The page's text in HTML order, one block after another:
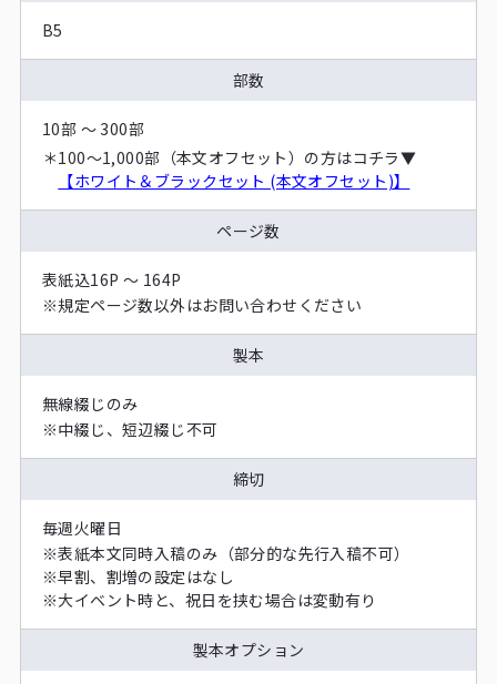
B5
部数
10部 ～ 300部
＊100〜1,000部（本文オフセット）の方はコチラ▼
【ホワイト＆ブラックセット (本文オフセット)】
ページ数
表紙込16P ～ 164P
※規定ページ数以外はお問い合わせください
製本
無線綴じのみ
※中綴じ、短辺綴じ不可
締切
毎週火曜日
※表紙本文同時入稿のみ（部分的な先行入稿不可）
※早割、割増の設定はなし
※大イベント時と、祝日を挟む場合は変動有り
製本オプション